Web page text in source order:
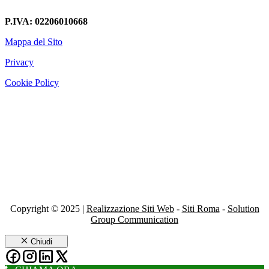
P.IVA: 02206010668
Mappa del Sito
Privacy
Cookie Policy
Copyright © 2025 | Realizzazione Siti Web- Siti Roma - Solution
Group Communication
Chiudi